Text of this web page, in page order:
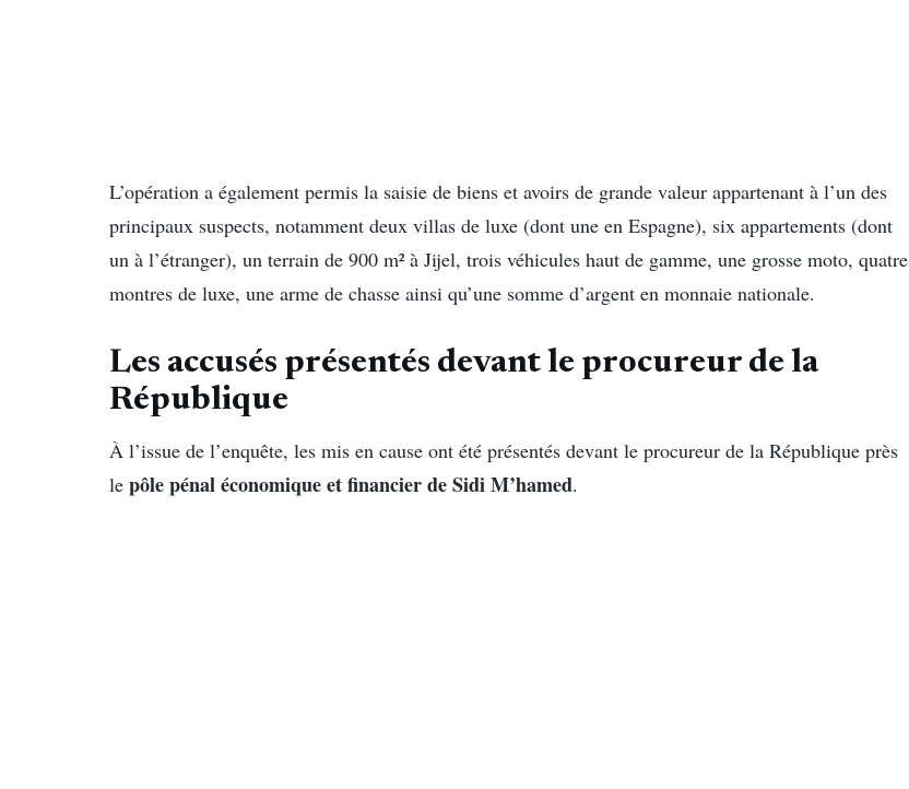
L’opération a également permis la saisie de biens et avoirs de grande valeur appartenant à l’un des
principaux suspects, notamment deux villas de luxe (dont une en Espagne), six appartements (dont
un à l’étranger), un terrain de 900 m² à Jijel, trois véhicules haut de gamme, une grosse moto, quatre
montres de luxe, une arme de chasse ainsi qu’une somme d’argent en monnaie nationale.
Les accusés présentés devant le procureur de la
République
À l’issue de l’enquête, les mis en cause ont été présentés devant le procureur de la République près
le pôle pénal économique et financier de Sidi M’hamed.